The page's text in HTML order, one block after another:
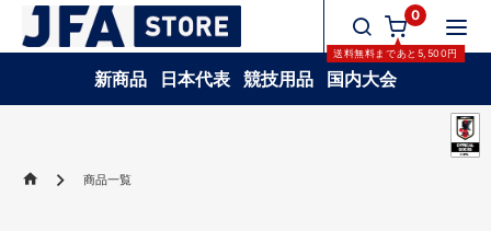
0
送料無料まであと 5,500円
新商品 日本代表 競技用品 国内大会
商品一覧